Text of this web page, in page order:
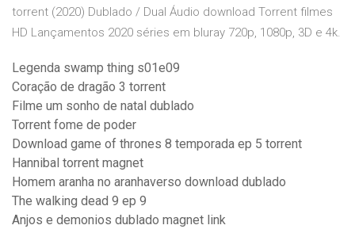
torrent (2020) Dublado / Dual Áudio download Torrent filmes
HD Lançamentos 2020 séries em bluray 720p, 1080p, 3D e 4k.
Legenda swamp thing s01e09
Coração de dragão 3 torrent
Filme um sonho de natal dublado
Torrent fome de poder
Download game of thrones 8 temporada ep 5 torrent
Hannibal torrent magnet
Homem aranha no aranhaverso download dublado
The walking dead 9 ep 9
Anjos e demonios dublado magnet link